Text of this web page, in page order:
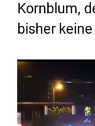
Kornblum,
bisher